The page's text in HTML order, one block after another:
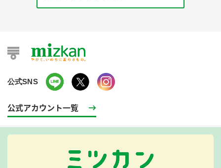
公式SNS
公式アカウント一覧